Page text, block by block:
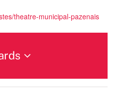
theatre-municipal-pazenais